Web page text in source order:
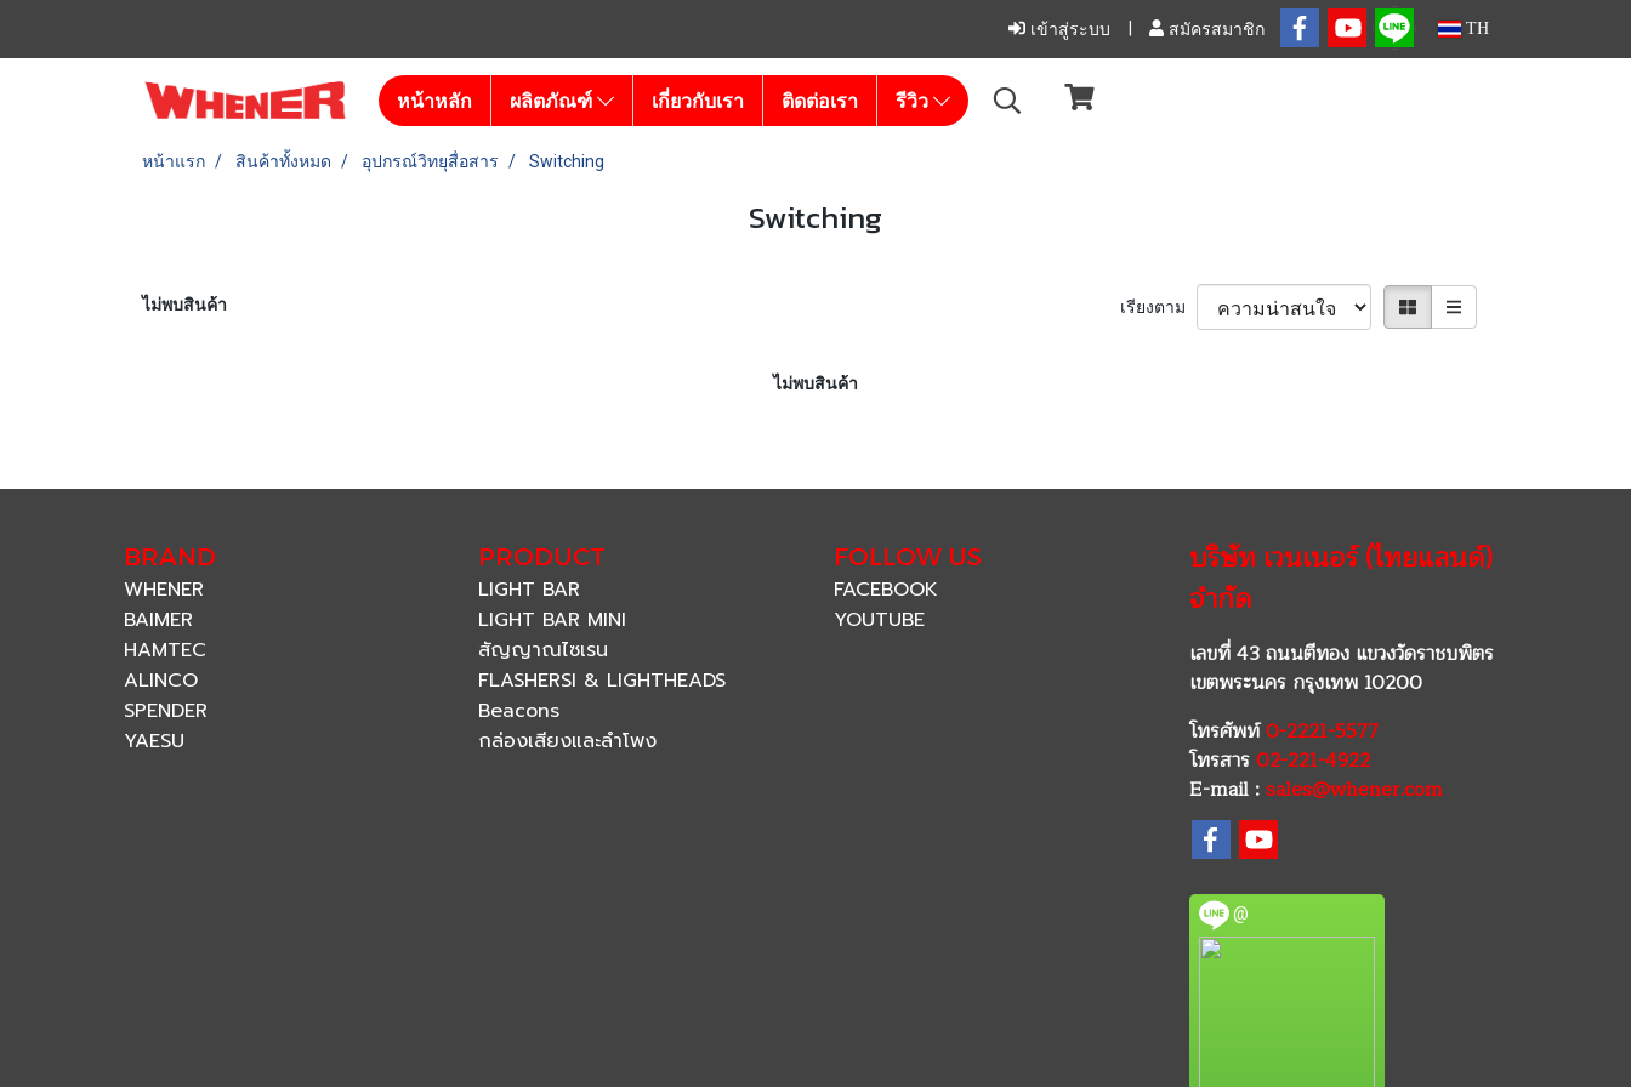
เข้าสู่ระบบ สมัครสมาชิก TH
หน้าหลัก ผลิตภัณฑ์ เกี่ยวกับเรา ติดต่อเรา รีวิว
หน้าแรก สินค้าทั้งหมด อุปกรณ์วิทยุสื่อสาร Switching
Switching
ไม่พบสินค้า เรียงตาม
ไม่พบสินค้า
BRAND
WHENER
BAIMER
HAMTEC
ALINCO
SPENDER
YAESU
PRODUCT
LIGHT BAR
LIGHT BAR MINI
สัญญาณไซเรน
FLASHERSI & LIGHTHEADS
Beacons
กล่องเสียงและลำโพง
FOLLOW US
FACEBOOK
YOUTUBE
บริษัท เวนเนอร์ (ไทยแลนด์)
จำกัด
เลขที่ 43 ถนนตีทอง แขวงวัดราชบพิตร
เขตพระนคร กรุงเทพ 10200
โทรศัพท์ 0-2221-5577
โทรสาร 02-221-4922
E-mail : sales@whener.com
@